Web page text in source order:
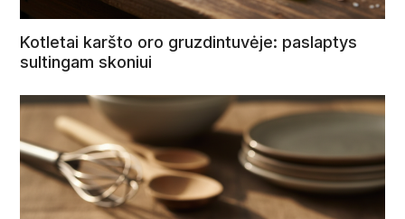
Kotletai karšto oro gruzdintuvėje: paslaptys
sultingam skoniui